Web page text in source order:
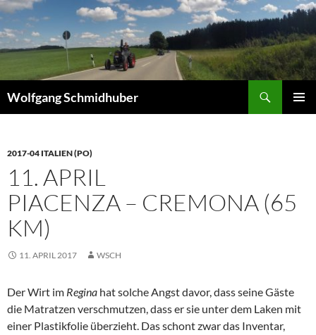
Zum
Inhalt
springen
Wolfgang Schmidhuber
2017-04 ITALIEN (PO)
11. APRIL
PIACENZA – CREMONA (65
KM)
11. APRIL 2017 WSCH
Der Wirt im Regina hat solche Angst davor, dass seine Gäste
die Matratzen verschmutzen, dass er sie unter dem Laken mit
einer Plastikfolie überzieht. Das schont zwar das Inventar,